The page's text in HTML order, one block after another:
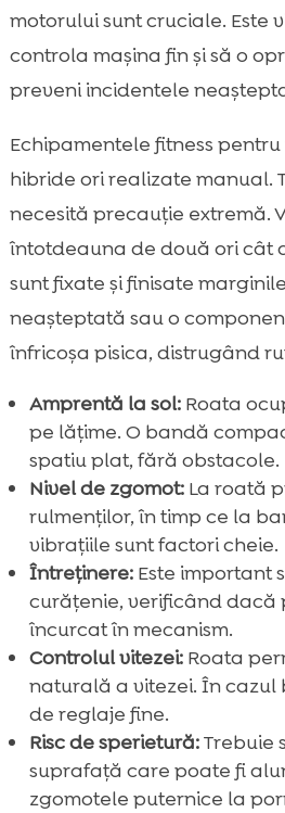
motorului sunt cruciale. Este
controla mașina fin și să o
preveni incidentele
Echipamentele fitness
hibride ori realizate manual.
necesită precauție extremă.
întotdeauna de două ori cât
sunt fixate și finisate
neașteptată sau o
înfricoșa pisica, distrugând
Amprentă la sol:Roata
pe lățime. O bandă
spatiu plat, fără obstacole.
Nivel de zgomot:La roată
rulmenților, în timp ce la
vibrațiile sunt factori cheie.
Întreținere:Este important
curățenie, verificând dacă
încurcat în mecanism.
Controlul vitezei:Roata
naturală a vitezei. În cazul
de reglaje fine.
Risc de sperietură:Trebuie
suprafață care poate fi
zgomotele puternice la